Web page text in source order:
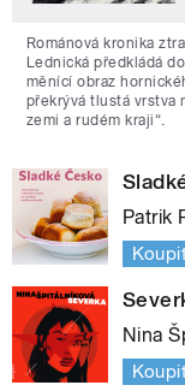
Románová kronika
Lednická předkládá
měnící obraz
překrývá tlustá vrstva
zemi a rudém kraji“.
Patrik
Nina